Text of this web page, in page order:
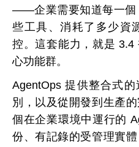
——企業需要知道每一個
些工具、消耗了多少資
控。這套能力，就是 3.4
心功能群。
AgentOps 提供整合式
別，以及從開發到生產
個在企業環境中運行的
份、有記錄的受管理實